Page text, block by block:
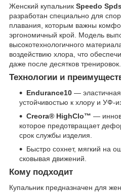
Женский купальник Speedo
разработан специально для
плавания, которым важны
эргономичный крой. Модель
высокотехнологичного
воздействию хлора, что
даже после десятков тренировок.
Технологии и
Endurance10 — эластичная
устойчивостью к хлору и УФ-
Creora® HighClo™ —
которое предотвращает
срок службы изделия.
Быстро сохнет, мягкий на
сковывая движений.
Кому подходит
Купальник предназначен для